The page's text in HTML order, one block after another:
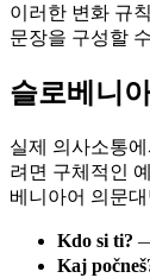
이러한 변화 규
문장을 구성할
슬로베니
실제 의사소통
려면 구체적인
베니아어 의문
Kdo si ti?
Kaj